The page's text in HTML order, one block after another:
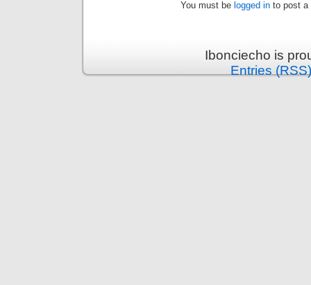
You must be logged in to post a
Ibonciecho is
Entries (RSS)